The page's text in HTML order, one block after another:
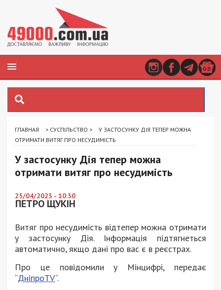
ГЛАВНАЯ > СУСПІЛЬСТВО >
У ЗАСТОСУНКУ ДІЯ ТЕПЕР МОЖНА
ОТРИМАТИ ВИТЯГ ПРО НЕСУДИМІСТЬ
У застосунку Дія тепер можна
отримати витяг про несудимість
25/04/2023 - 10:30
ПЕТРО ЩУКІН
Витяг про несудимість відтепер можна отримати
у застосунку Дія. Інформація підтягнеться
автоматично, якщо дані про вас є в реєстрах.
Про це повідомили у Мінцифрі, передає
“ДніпроTV“.